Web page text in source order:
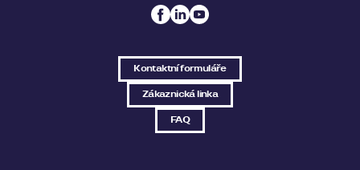
Kontaktní formuláře
Zákaznická linka
FAQ